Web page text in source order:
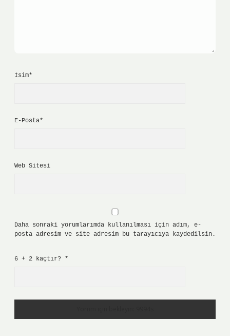
İsim*
E-Posta*
Web Sitesi
Daha sonraki yorumlarımda kullanılması için adım, e-
posta adresim ve site adresim bu tarayıcıya kaydedilsin.
6 + 2 kaçtır? *